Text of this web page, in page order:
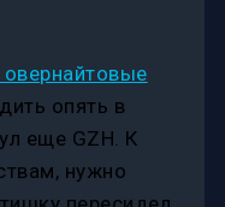
овернайтовые
опять в
еще GZH. К
нужно